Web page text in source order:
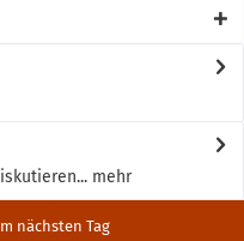
mehr
nächsten Tag